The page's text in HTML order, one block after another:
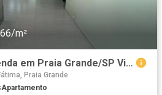
m²
Apartamento para Venda em Praia Grande/SP Vila Caiçara 2 Quartos
Praia Grande
Apartamento